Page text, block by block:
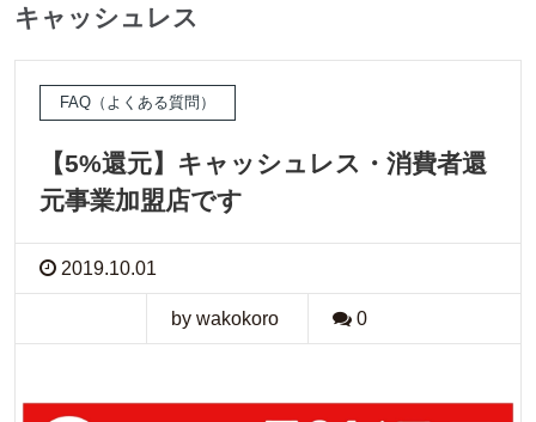
キャッシュレス
FAQ（よくある質問）
【5%還元】キャッシュレス・消費者還
元事業加盟店です
2019.10.01
by wakokoro 0